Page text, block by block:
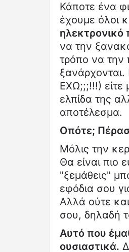
Κάποτε ένα
έχουμε όλοι
ηλεκτρονικό
να την
τρόπο να την
ΕΧΩ;;;!!!)
ελπίδα της
αποτέλεσμα.
Οπότε;
Μόλις την
Θα είναι πιο
"ξεμάθεις"
εφόδια σου
Αλλά ούτε
σου, δηλαδή
Αυτό που
ουσιαστικά.